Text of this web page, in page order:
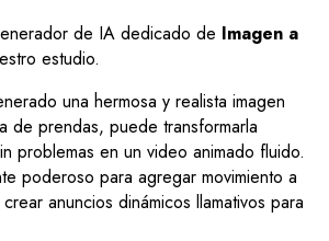
de IA dedicado de Imagen a
estudio.
una hermosa y realista imagen
de prendas, puede transformarla
problemas en un video animado fluido.
poderoso para agregar movimiento a
anuncios dinámicos llamativos para